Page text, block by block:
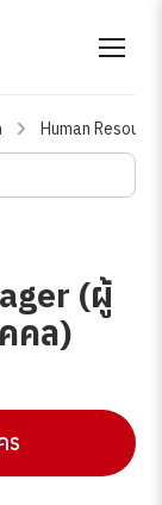
Human
(ผู้
คล)
ร